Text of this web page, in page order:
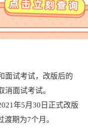
面试考试，改版后的
面试考试。
年5月30日正式改版
期为7个月。